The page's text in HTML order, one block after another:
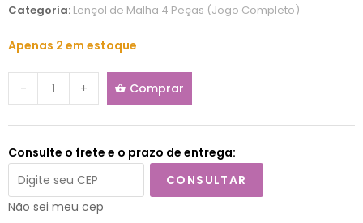
Categoria: Lençol de Malha 4 Peças (Jogo Completo)
Apenas 2 em estoque
- + Comprar
Consulte o frete e o prazo de entrega:
CONSULTAR
Não sei meu cep